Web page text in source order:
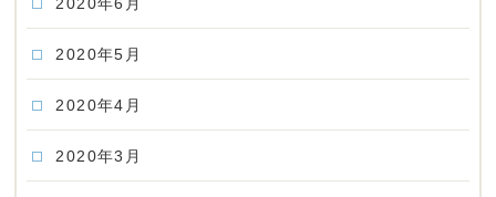
2020年5月
2020年4月
2020年3月